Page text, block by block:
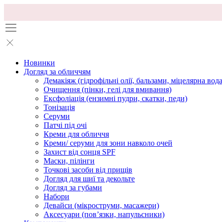
Новинки
Догляд за обличчям
Демакіяж (гідрофільні олії, бальзами, міцелярна
Очищення (пінки, гелі для вмивання)
Ексфоліація (ензимні пудри, скатки, педи)
Тонізація
Серуми
Патчі під очі
Креми для обличчя
Креми/ серуми для зони навколо очей
Захист від сонця SPF
Маски, пілінги
Точкові засоби від прищів
Догляд для шиї та декольте
Догляд за губами
Набори
Девайси (мікроструми, масажери)
Аксесуари (повʼязки, напульсники)